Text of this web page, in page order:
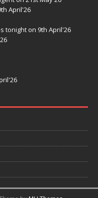
April'26
tonight on 9th April'26